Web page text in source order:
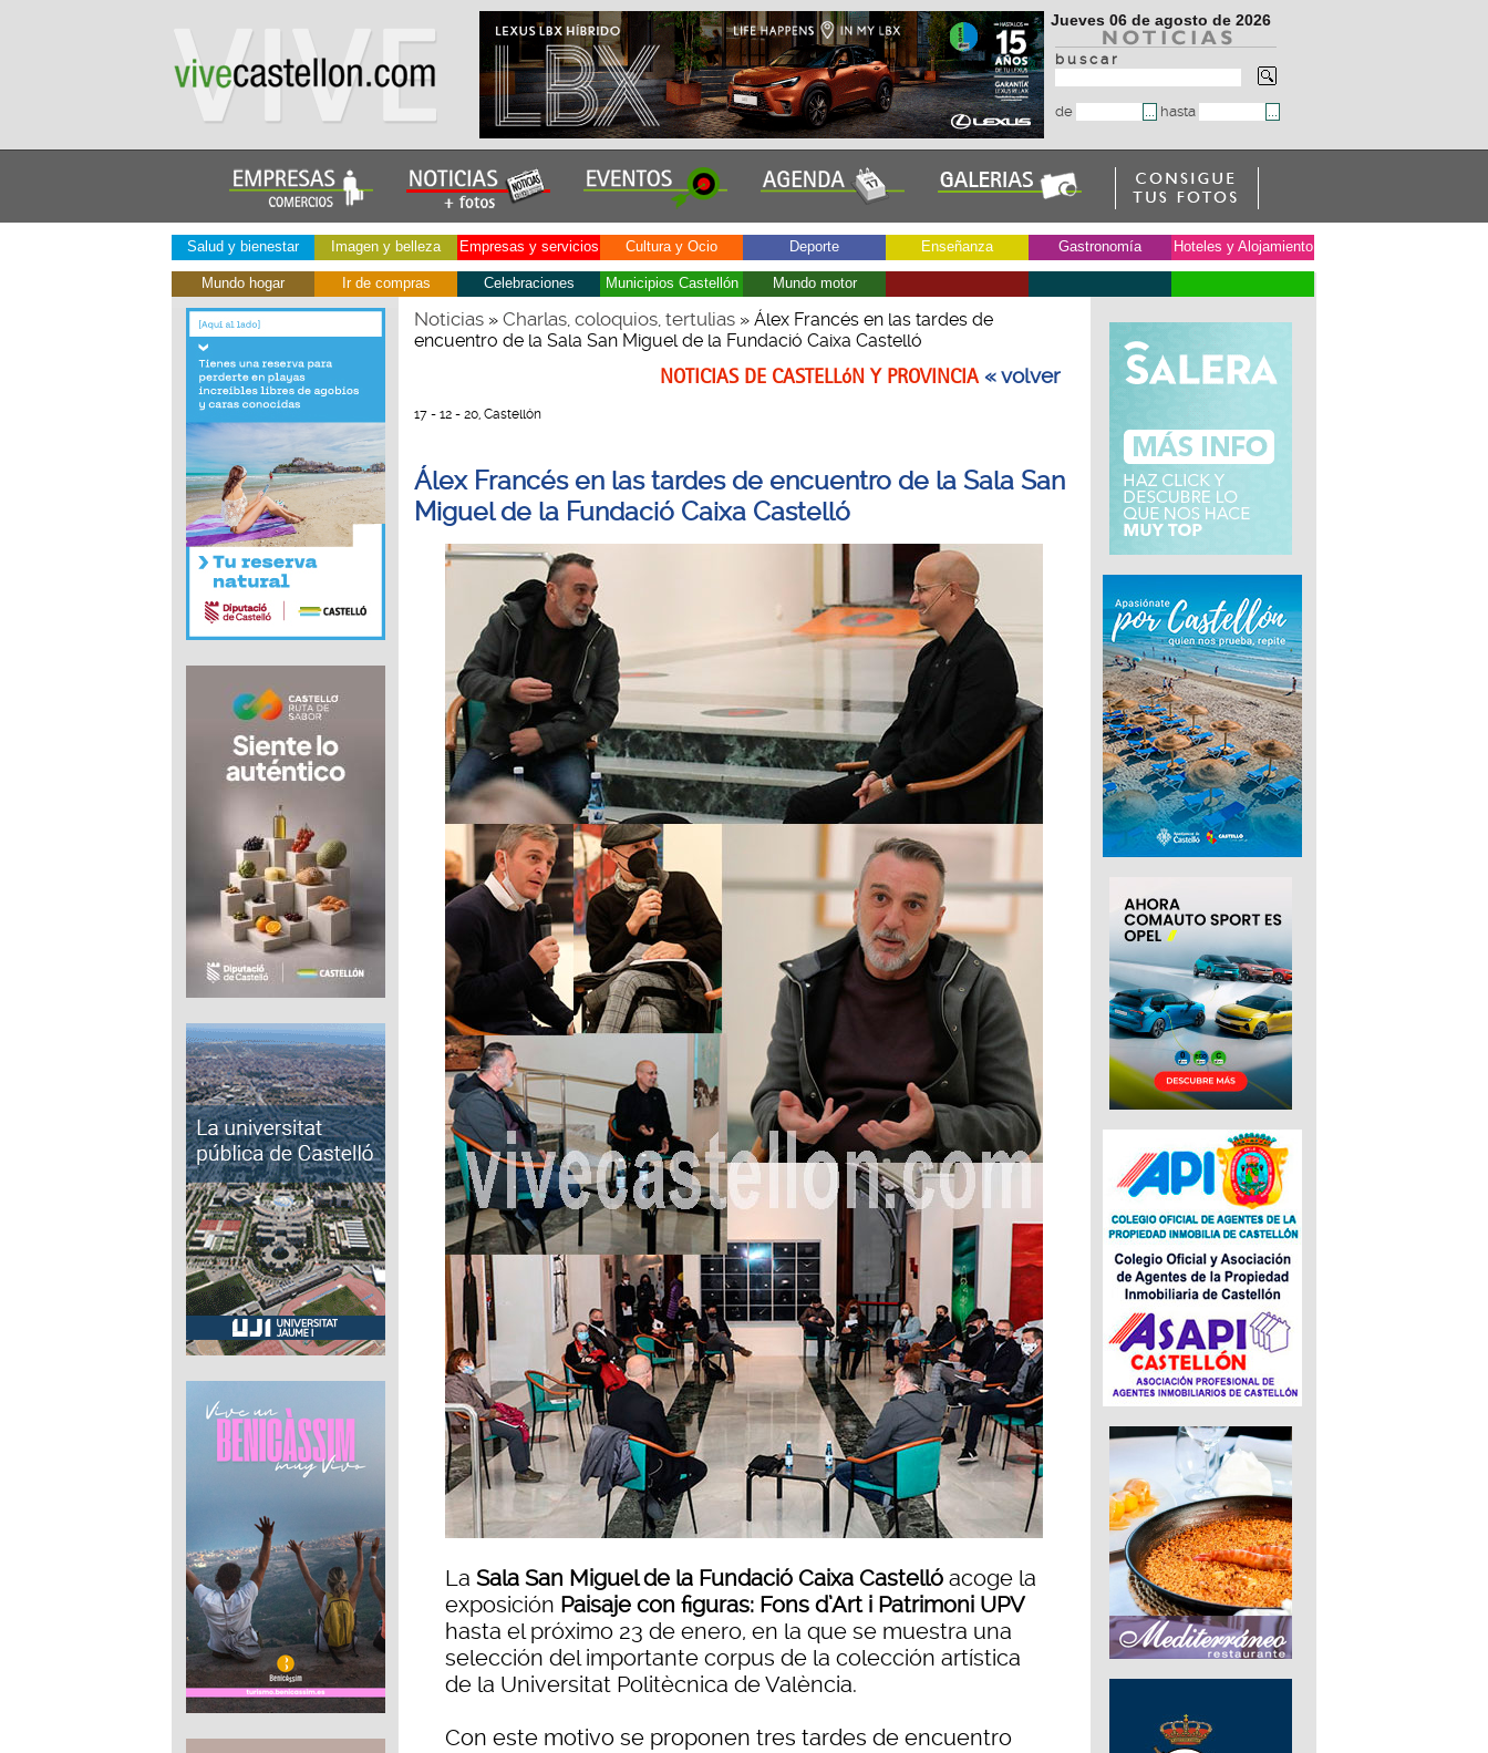
Jueves 06 de agosto de 2026
b u s c a r
de hasta
Salud y bienestar Imagen y belleza Empresas y servicios Cultura y Ocio Deporte Enseñanza Gastronomía Hoteles y Alojamiento
Mundo hogar Ir de compras Celebraciones Municipios Castellón Mundo motor
Noticias» Charlas, coloquios, tertulias» Álex Francés en las tardes de
encuentro de la Sala San Miguel de la Fundació Caixa Castelló
NOTICIAS DE CASTELLóN Y PROVINCIA« volver
17 - 12 - 20, Castellón
Álex Francés en las tardes de encuentro de la Sala San
Miguel de la Fundació Caixa Castelló
La Sala San Miguel de la Fundació Caixa Castelló acoge la
exposición Paisaje con figuras: Fons d’Art i Patrimoni UPV
hasta el próximo 23 de enero, en la que se muestra una
selección del importante corpus de la colección artística
de la Universitat Politècnica de València.
Con este motivo se proponen tres tardes de encuentro